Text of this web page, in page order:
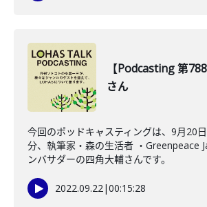
【Podcasting 第
さん
今回のポッドキャスティングは、9月20
分、執筆家・森の生活者 ・Greenpeace
ンバサダーの四角大輔さんです。
2022.09.22|00:15:28